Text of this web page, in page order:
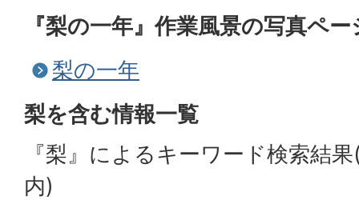
『梨の一年』作業風景の写真ペー
梨の一年
梨を含む情報一覧
『梨』によるキーワード検索結
内)